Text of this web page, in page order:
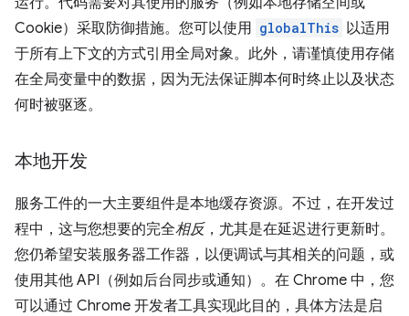
Cookie）采取防御措施。您可以使用 globalThis 以适用
于所有上下文的方式引用全局对象。此外，请谨慎使用存储
在全局变量中的数据，因为无法保证脚本何时终止以及状态
何时被驱逐。
本地开发
服务工件的一大主要组件是本地缓存资源。不过，在开发过
程中，这与您想要的完全相反 ，尤其是在延迟进行更新时。
您仍希望安装服务器工作器，以便调试与其相关的问题，或
使用其他 API（例如后台同步或通知）。在 Chrome 中，您
可以通过 Chrome 开发者工具实现此目的，具体方法是启